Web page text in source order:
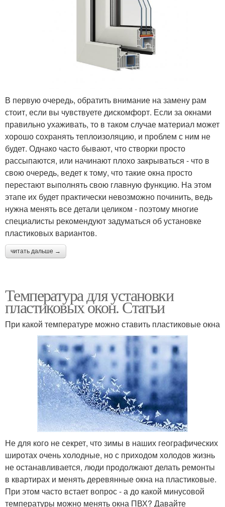
В первую очередь, обратить внимание на замену рам
стоит, если вы чувствуете дискомфорт. Если за окнами
правильно ухаживать, то в таком случае материал может
хорошо сохранять теплоизоляцию, и проблем с ним не
будет. Однако часто бывают, что створки просто
рассыпаются, или начинают плохо закрываться - что в
свою очередь, ведет к тому, что такие окна просто
перестают выполнять свою главную функцию. На этом
этапе их будет практически невозможно починить, ведь
нужна менять все детали целиком - поэтому многие
специалисты рекомендуют задуматься об установке
пластиковых вариантов.
читать дальше →
Температура для установки
пластиковых окон. Статьи
При какой температуре можно ставить пластиковые окна
Не для кого не секрет, что зимы в наших географических
широтах очень холодные, но с приходом холодов жизнь
не останавливается, люди продолжают делать ремонты
в квартирах и менять деревянные окна на пластиковые.
При этом часто встает вопрос - а до какой минусовой
температуры можно менять окна ПВХ? Давайте